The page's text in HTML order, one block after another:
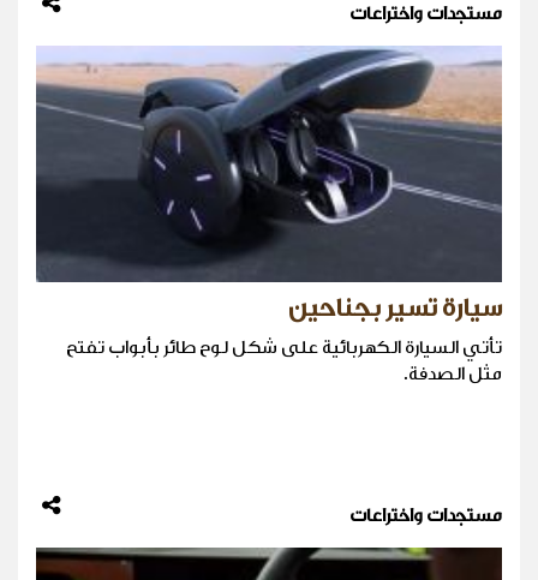
مستجدات واختراعات
سيارة تسير بجناحين
تأتي السيارة الكهربائية على شكل لوح طائر بأبواب تفتح
مثل الصدفة.
مستجدات واختراعات